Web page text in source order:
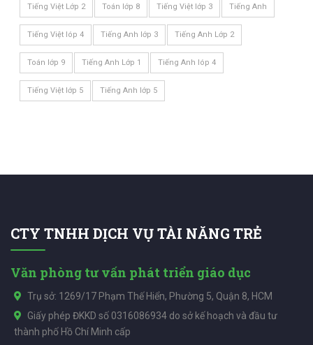
Tiếng Việt Lớp 2 Toán lớp 8 Tiếng Việt lớp 3 Tiếng Anh
Tiếng Việt lóp 4 Tiếng Anh lớp 3 Tiếng Anh Lớp 2
Toán lớp 9 Tiếng Anh Lớp 1 Tiếng Anh lóp 4
Tiếng Việt lớp 5 Tiếng Anh lớp 5
CTY TNHH DỊCH VỤ TÀI NĂNG TRẺ
Văn phòng tư vấn phát triển giáo dục
Trụ sở: 1269/17 Phạm Thế Hiển, Phường 5, Quận 8, HCM
Giấy phép ĐKKD số 0316086934 do sở kế hoạch và đầu tư
thành phố Hồ Chí Minh cấp